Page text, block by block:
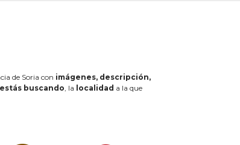
de Soria con imágenes, descripción,
buscando, la localidad a la que